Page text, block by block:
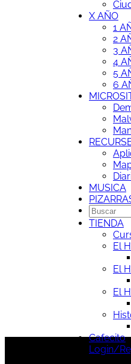
X AÑO
1
2
3
4
5
6
MUSICA
TIENDA
El
El
El
Cafecito
Login/